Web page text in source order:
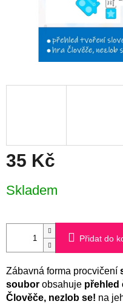
35 Kč
cena:
Skladem
Přidat do
Zábavná forma procvičení
soubor obsahuje přehled
Člověče, nezlob se! na